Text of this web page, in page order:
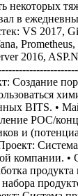
некоторых
в
VS 2017,
2016,
Создание
BITS. •
POC/
и
Система
компании.